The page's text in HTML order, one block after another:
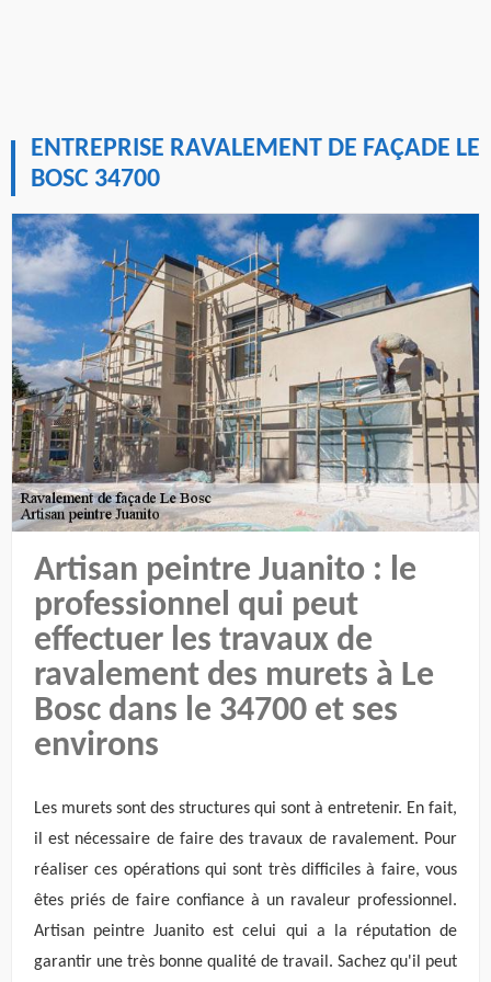
ENTREPRISE RAVALEMENT DE FAÇADE LE
BOSC 34700
Artisan peintre Juanito : le
professionnel qui peut
effectuer les travaux de
ravalement des murets à Le
Bosc dans le 34700 et ses
environs
Les murets sont des structures qui sont à entretenir. En fait,
il est nécessaire de faire des travaux de ravalement. Pour
réaliser ces opérations qui sont très difficiles à faire, vous
êtes priés de faire confiance à un ravaleur professionnel.
Artisan peintre Juanito est celui qui a la réputation de
garantir une très bonne qualité de travail. Sachez qu'il peut